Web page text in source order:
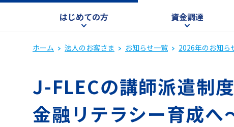
はじめての方 資金調達
ホーム 法人のお客さま お知らせ一覧 2026年のお知ら
J-FLECの講師派遣制
金融リテラシー育成へ